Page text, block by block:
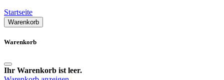
Startseite
Warenkorb
Warenkorb
Ihr Warenkorb ist leer.